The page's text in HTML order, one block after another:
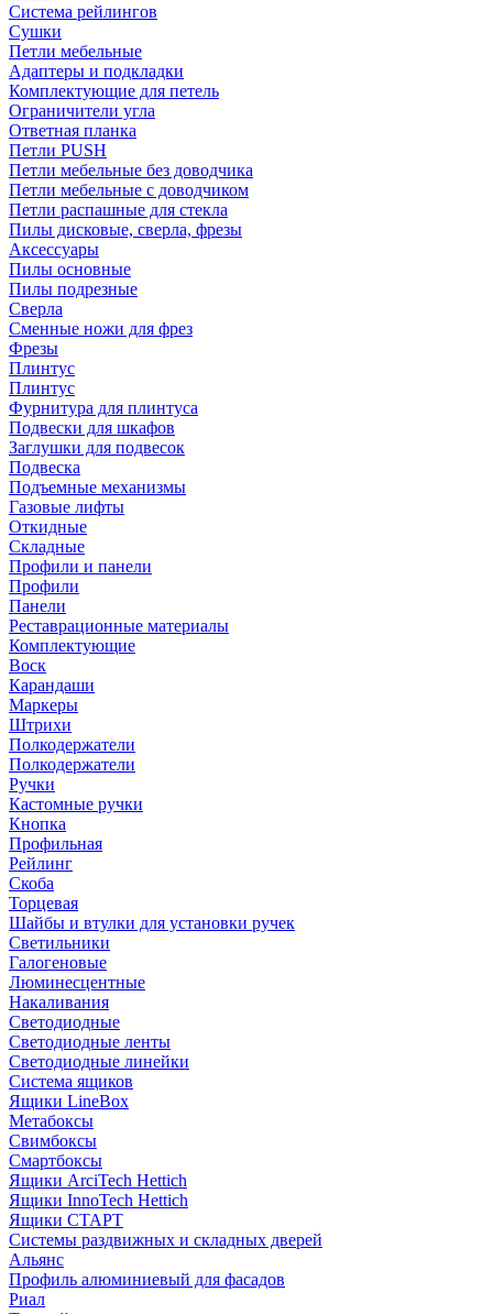
Система рейлингов
Сушки
Петли мебельные
Адаптеры и подкладки
Комплектующие для петель
Ограничители угла
Ответная планка
Петли PUSH
Петли мебельные без доводчика
Петли мебельные с доводчиком
Петли распашные для стекла
Пилы дисковые, сверла, фрезы
Аксессуары
Пилы основные
Пилы подрезные
Сверла
Сменные ножи для фрез
Фрезы
Плинтус
Плинтус
Фурнитура для плинтуса
Подвески для шкафов
Заглушки для подвесок
Подвеска
Подъемные механизмы
Газовые лифты
Откидные
Складные
Профили и панели
Профили
Панели
Реставрационные материалы
Комплектующие
Воск
Карандаши
Маркеры
Штрихи
Полкодержатели
Полкодержатели
Ручки
Кастомные ручки
Кнопка
Профильная
Рейлинг
Скоба
Торцевая
Шайбы и втулки для установки ручек
Светильники
Галогеновые
Люминесцентные
Накаливания
Светодиодные
Светодиодные ленты
Светодиодные линейки
Система ящиков
Ящики LineBox
Метабоксы
Свимбоксы
Смартбоксы
Ящики ArciTech Hettich
Ящики InnoTech Hettich
Ящики СТАРТ
Системы раздвижных и складных дверей
Альянс
Профиль алюминиевый для фасадов
Риал